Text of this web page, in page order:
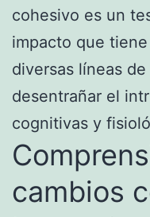
cohesivo es un
impacto que
diversas líneas
desentrañar el
cognitivas y
cambios